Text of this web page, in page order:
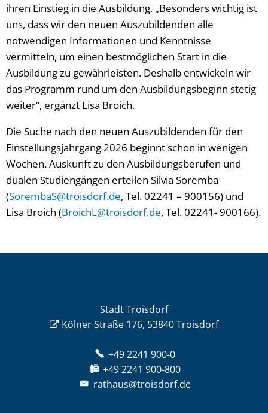
ihren Einstieg in die Ausbildung. „Besonders wichtig ist
uns, dass wir den neuen Auszubildenden alle
notwendigen Informationen und Kenntnisse
vermitteln, um einen bestmöglichen Start in die
Ausbildung zu gewährleisten. Deshalb entwickeln wir
das Programm rund um den Ausbildungsbeginn stetig
weiter“, ergänzt Lisa Broich.
Die Suche nach den neuen Auszubildenden für den
Einstellungsjahrgang 2026 beginnt schon in wenigen
Wochen. Auskunft zu den Ausbildungsberufen und
dualen Studiengängen erteilen Silvia Soremba
(SorembaS@troisdorf.de, Tel. 02241 – 900156) und
Lisa Broich (BroichL@troisdorf.de, Tel. 02241- 900166).
Stadt Troisdorf
Kölner Straße 176, 53840 Troisdorf
+49 2241 900-0
+49 2241 900-800
rathaus@troisdorf.de